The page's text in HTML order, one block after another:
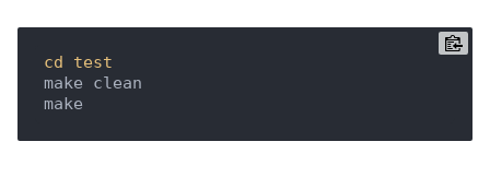
cd
test
make clean